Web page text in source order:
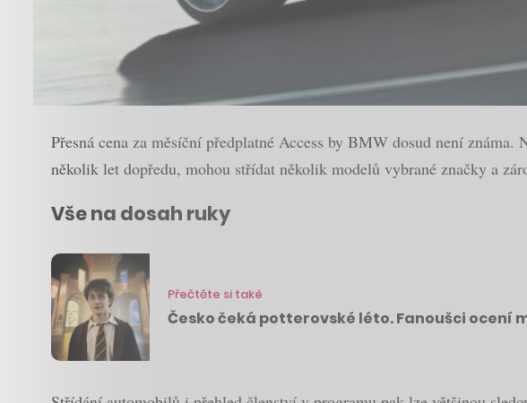
Přesná cena za měsíční předplatné Access by BMW dosud není
několik let dopředu, mohou střídat několik modelů vybrané značky a
Vše na dosah ruky
Přečtěte si také
Česko čeká potterovské léto. Fanoušci ocení